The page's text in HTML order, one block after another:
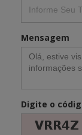
Mensagem
Digite o